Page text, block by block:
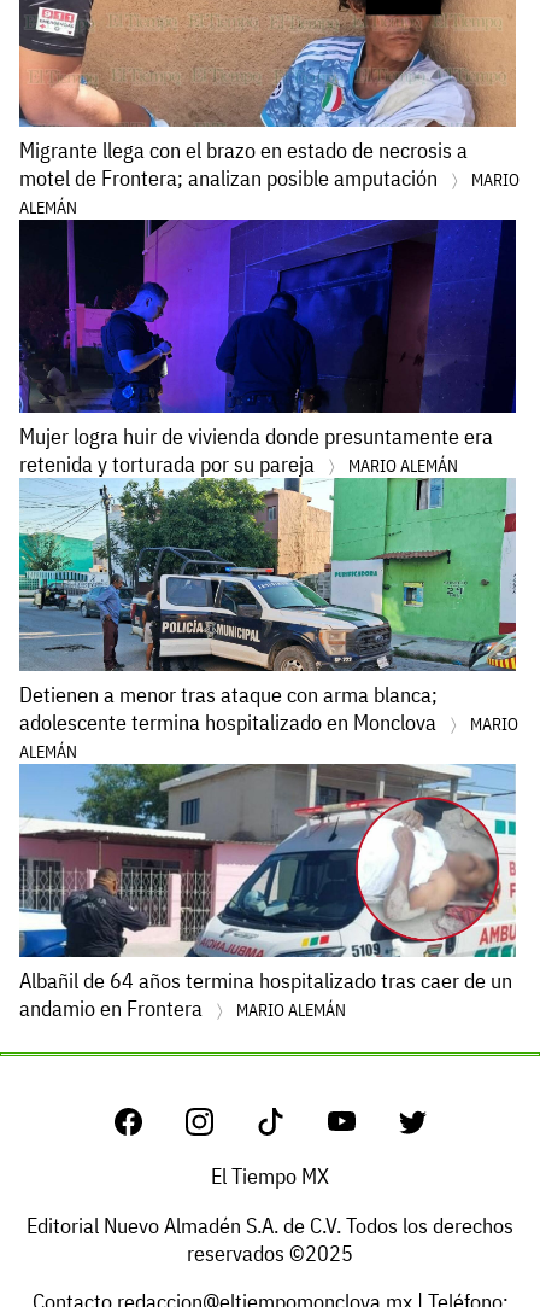
Migrante llega con el brazo en estado de necrosis a
motel de Frontera; analizan posible amputación
MARIO
ALEMÁN
Mujer logra huir de vivienda donde presuntamente era
retenida y torturada por su pareja
MARIO ALEMÁN
Detienen a menor tras ataque con arma blanca;
adolescente termina hospitalizado en Monclova
MARIO
ALEMÁN
Albañil de 64 años termina hospitalizado tras caer de un
andamio en Frontera
MARIO ALEMÁN
El Tiempo MX
Editorial Nuevo Almadén S.A. de C.V. Todos los derechos
reservados ©2025